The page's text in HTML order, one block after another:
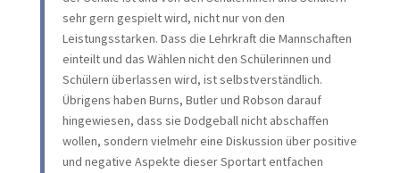
sehr gern gespielt wird, nicht nur von den
Leistungsstarken. Dass die Lehrkraft die Mannschaften
einteilt und das Wählen nicht den Schülerinnen und
Schülern überlassen wird, ist selbstverständlich.
Übrigens haben Burns, Butler und Robson darauf
hingewiesen, dass sie Dodgeball nicht abschaffen
wollen, sondern vielmehr eine Diskussion über positive
und negative Aspekte dieser Sportart entfachen